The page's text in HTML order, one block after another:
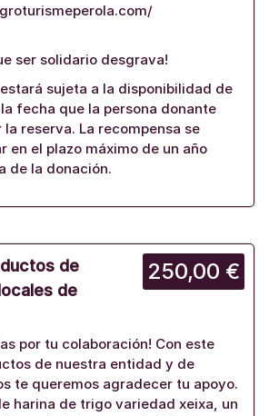
ser solidario desgrava!
sujeta a la disponibilidad de
fecha que la persona donante
reserva. La recompensa se
en el plazo máximo de un año
de la donación.
250,00 €
de
de
por tu colaboración! Con este
de nuestra entidad y de
te queremos agradecer tu apoyo.
harina de trigo variedad xeixa, un